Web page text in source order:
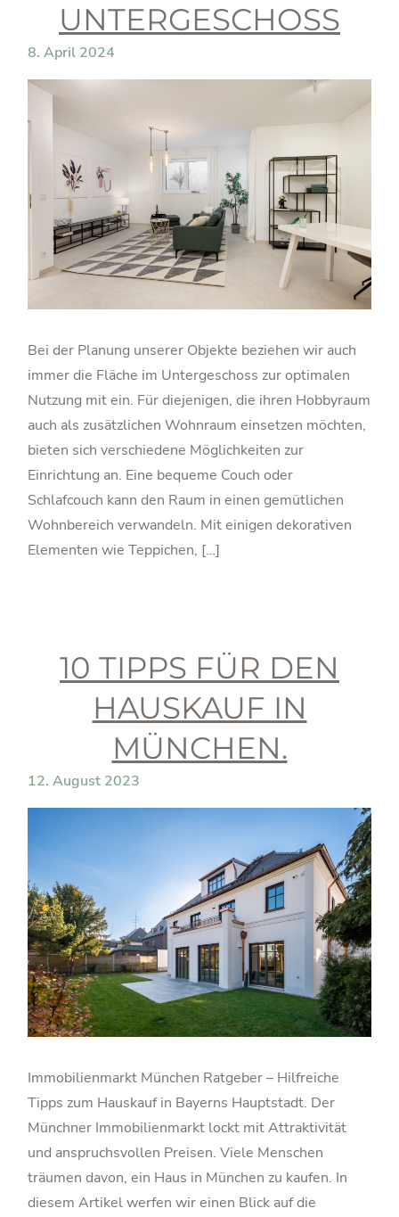
UNTERGESCHOSS
8. April 2024
Bei der Planung unserer Objekte beziehen wir auch
immer die Fläche im Untergeschoss zur optimalen
Nutzung mit ein. Für diejenigen, die ihren Hobbyraum
auch als zusätzlichen Wohnraum einsetzen möchten,
bieten sich verschiedene Möglichkeiten zur
Einrichtung an. Eine bequeme Couch oder
Schlafcouch kann den Raum in einen gemütlichen
Wohnbereich verwandeln. Mit einigen dekorativen
Elementen wie Teppichen, […]
10 TIPPS FÜR DEN
HAUSKAUF IN
MÜNCHEN.
12. August 2023
Immobilienmarkt München Ratgeber – Hilfreiche
Tipps zum Hauskauf in Bayerns Hauptstadt. Der
Münchner Immobilienmarkt lockt mit Attraktivität
und anspruchsvollen Preisen. Viele Menschen
träumen davon, ein Haus in München zu kaufen. In
diesem Artikel werfen wir einen Blick auf die